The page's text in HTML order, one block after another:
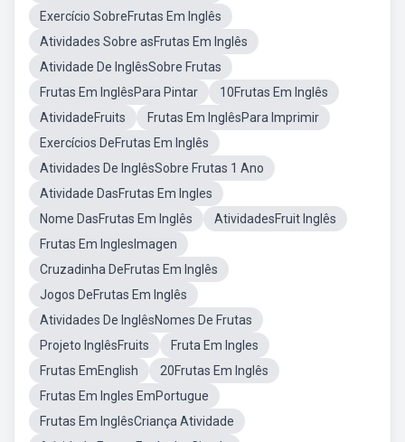
Exercício SobreFrutas Em Inglês
Atividades Sobre asFrutas Em Inglês
Atividade De InglêsSobre Frutas
Frutas Em InglêsPara Pintar
10Frutas Em Inglês
AtividadeFruits
Frutas Em InglêsPara Imprimir
Exercícios DeFrutas Em Inglês
Atividades De InglêsSobre Frutas 1 Ano
Atividade DasFrutas Em Ingles
Nome DasFrutas Em Inglês
AtividadesFruit Inglês
Frutas Em InglesImagen
Cruzadinha DeFrutas Em Inglês
Jogos DeFrutas Em Inglês
Atividades De InglêsNomes De Frutas
Projeto InglêsFruits
Fruta Em Ingles
Frutas EmEnglish
20Frutas Em Inglês
Frutas Em Ingles EmPortugue
Frutas Em InglêsCriança Atividade